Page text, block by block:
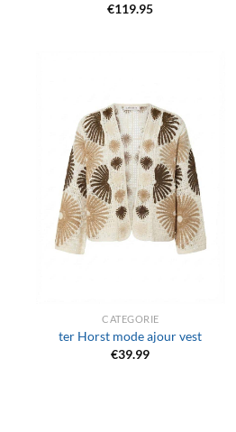
€119.95
CATEGORIE
ter Horst mode ajour vest
€39.99